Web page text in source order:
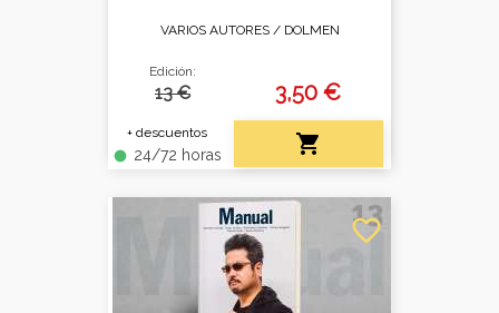
VARIOS AUTORES / DOLMEN
Edición:
13 €
+ descuentos
fiber_manual_record 24/72 horas
3,50 €

favorite_border